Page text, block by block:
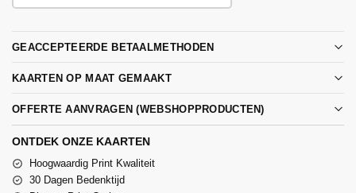
GEACCEPTEERDE BETAALMETHODEN
KAARTEN OP MAAT GEMAAKT
OFFERTE AANVRAGEN (WEBSHOPPRODUCTEN)
ONTDEK ONZE KAARTEN
Hoogwaardig Print Kwaliteit
30 Dagen Bedenktijd